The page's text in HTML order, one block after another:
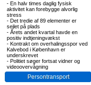
- En halv times daglig fysisk
aktivitet kan forebygge alvorlig
stress
- Det tredie af 89 elementer er
sejlet på plads
- Årets andet kvartal havde en
positiv indtjeningvækst
- Kontrakt om overhalingsspor ved
Kalvebod i København er
underskrevet
- Politiet søger fortsat vidner og
videoovervågning
Persontransport